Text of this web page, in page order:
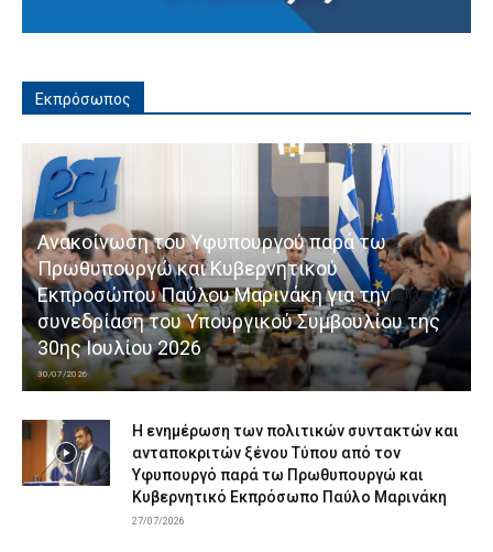
Εκπρόσωπος
Ανακοίνωση του Υφυπουργού παρά τω
Πρωθυπουργώ και Κυβερνητικού
Εκπροσώπου Παύλου Μαρινάκη για την
συνεδρίαση του Υπουργικού Συμβουλίου της
30ης Ιουλίου 2026
30/07/2026
Η ενημέρωση των πολιτικών συντακτών και
ανταποκριτών ξένου Τύπου από τον
Υφυπουργό παρά τω Πρωθυπουργώ και
Κυβερνητικό Εκπρόσωπο Παύλο Μαρινάκη
27/07/2026